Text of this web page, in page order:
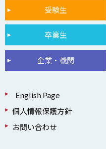
受験生
卒業生
企業・機関
English Page
個人情報保護方針
お問い合わせ